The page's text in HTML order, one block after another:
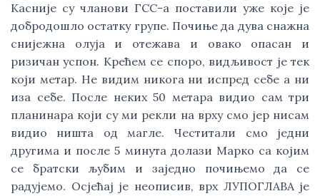
Касније су чланови ГСС-а поставили уже које је
добродошло остатку групе. Почиње да дува снажна
снијежна олуја и отежава и овако опасан и
ризичан успон. Крећем се споро, видљивост је тек
који метар. Не видим никога ни испред себе а ни
иза себе. После неких 50 метара видио сам три
планинара који су ми рекли на врху смо јер нисам
видио ништа од магле. Честитали смо једни
другима и после 5 минута долази Марко са којим
се братски љубим и заједно почињемо да се
радујемо. Осјећај је неописив, врх ЛУПОГЛАВА је